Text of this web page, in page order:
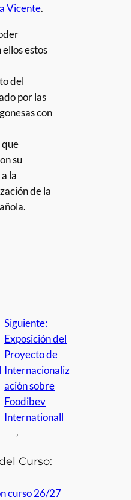
Vicente.
estos
del
por las
con
su
la
de la
Siguiente:
Exposición del
Proyecto de
Internacionaliz
ación sobre
Foodibev
Internationall
→
Curso:
curso 26/27